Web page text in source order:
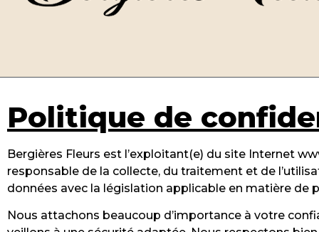
Politique de
Bergières Fleurs est l’exploitant(e) du site Internet
responsable de la collecte, du traitement et de
données avec la législation applicable en matière de
Nous attachons beaucoup d’importance à votre